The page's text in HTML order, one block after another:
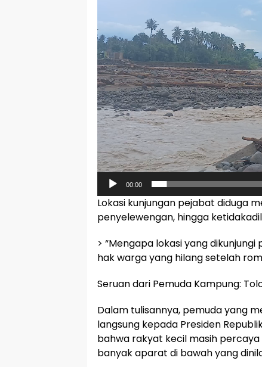
00:00
Lokasi kunjungan pejabat diduga
penyelewengan, hingga
> “Mengapa lokasi yang
hak warga yang hilang setelah
Seruan dari Pemuda Kampung:
Dalam tulisannya, pemuda yang
langsung kepada Presiden
bahwa rakyat kecil masih
banyak aparat di bawah yang